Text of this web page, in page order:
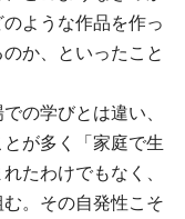
ような作品を作っ
か、といったこと
の学びとは違い、
が多く「家庭で生
たわけでもなく、
。その自発性こそ